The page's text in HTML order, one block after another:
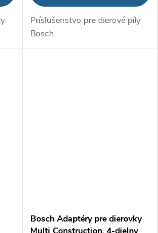
Príslušenstvo pre dierové píly
Bosch.
Bosch Adaptéry pre dierovky